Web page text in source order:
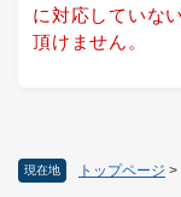
現在地 トップページ >
に対応していな
頂けません。